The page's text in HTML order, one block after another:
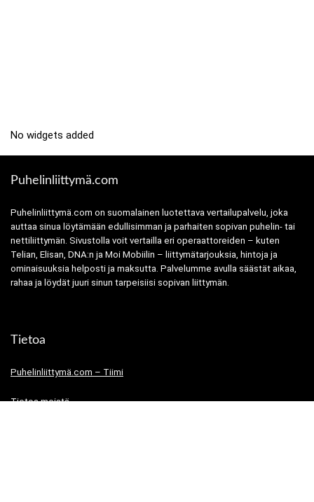
No widgets added
Puhelinliittymä.com
Puhelinliittymä.com on suomalainen luotettava vertailupalvelu, joka
auttaa sinua löytämään edullisimman ja parhaiten sopivan puhelin- tai
nettiliittymän. Sivustolla voit vertailla eri operaattoreiden – kuten
Telian, Elisan, DNA:n ja Moi Mobiilin – liittymätarjouksia, hintoja ja
ominaisuuksia helposti ja maksutta. Palvelumme avulla säästät aikaa,
rahaa ja löydät juuri sinun tarpeisiisi sopivan liittymän.
Tietoa
Puhelinliittymä.com – Tiimi
Tietoa meistä